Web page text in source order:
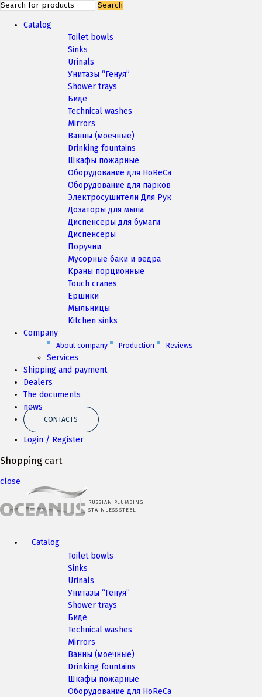
Search
Catalog
Toilet bowls
Sinks
Urinals
Унитазы “Генуя”
Shower trays
Биде
Technical washes
Mirrors
Ванны (моечные)
Drinking fountains
Шкафы пожарные
Оборудование для HoReCa
Оборудование для парков
Электросушители Для Рук
Дозаторы для мыла
Диспенсеры для бумаги
Диспенсеры
Поручни
Мусорные баки и ведра
Краны порционные
Touch cranes
Ершики
Мыльницы
Kitchen sinks
Company
About company Production Reviews
Services
Shipping and payment
Dealers
The documents
news
CONTACTS
Login / Register
Shopping cart
close
RUSSIAN PLUMBING
STAINLESS STEEL
Catalog
Toilet bowls
Sinks
Urinals
Унитазы “Генуя”
Shower trays
Биде
Technical washes
Mirrors
Ванны (моечные)
Drinking fountains
Шкафы пожарные
Оборудование для HoReCa